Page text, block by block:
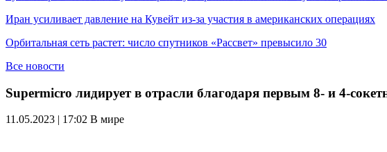
Иран усиливает давление на Кувейт из-за участия в американских операциях
Орбитальная сеть растет: число спутников «Рассвет» превысило 30
Все новости
Supermicro лидирует в отрасли благодаря первым 8- и 4-
11.05.2023 | 17:02 В мире